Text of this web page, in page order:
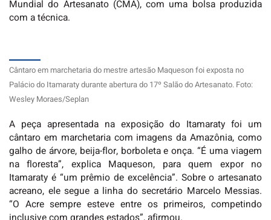
Mundial do Artesanato (CMA), com uma bolsa produzida
com a técnica.
Cântaro em marchetaria do mestre artesão Maqueson foi exposta no
Palácio do Itamaraty durante abertura do 17º Salão do Artesanato. Foto:
Wesley Moraes/Seplan
A peça apresentada na exposição do Itamaraty foi um
cântaro em marchetaria com imagens da Amazônia, como
galho de árvore, beija-flor, borboleta e onça. “É uma viagem
na floresta”, explica Maqueson, para quem expor no
Itamaraty é “um prêmio de excelência”. Sobre o artesanato
acreano, ele segue a linha do secretário Marcelo Messias.
“O Acre sempre esteve entre os primeiros, competindo